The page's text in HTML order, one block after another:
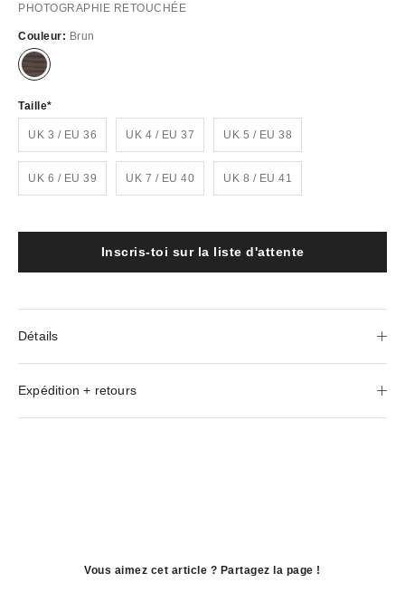
PHOTOGRAPHIE RETOUCHÉE
Couleur: Brun
En
stock
!
Taille
UK 3 / EU 36 UK 4 / EU 37 UK 5 / EU 38
UK 6 / EU 39 UK 7 / EU 40 UK 8 / EU 41
Inscris-toi sur la liste d'attente
Détails
Expédition + retours
Vous aimez cet article ? Partagez la page !